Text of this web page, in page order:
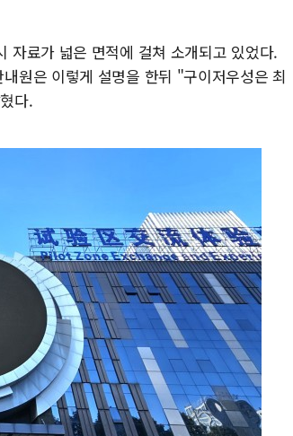
자료가 넓은 면적에 걸쳐 소개되고 있었다.
원은 이렇게 설명을 한뒤 "구이저우성은 최
다.